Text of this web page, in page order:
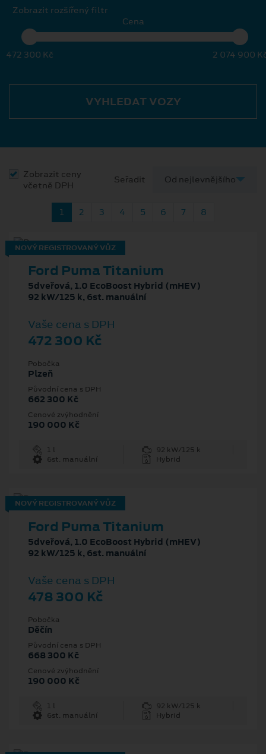
Zobrazit rozšířený filtr
Cena
472 300 Kč 2 074 900
VYHLEDAT VOZY
Zobrazit ceny
včetně DPH
Seřadit
1 2 3 4 5 6 7 8
NOVÝ REGISTROVANÝ VŮZ
Ford Puma Titanium
5dveřová, 1.0 EcoBoost Hybrid (mHEV)
92 kW/125 k, 6st. manuální
Vaše cena s DPH
472 300 Kč
Pobočka
Plzeň
Původní cena s DPH
662 300 Kč
Cenové zvýhodnění
190 000 Kč
1 l
92 kW/125 k
6st. manuální
Hybrid
NOVÝ REGISTROVANÝ VŮZ
Ford Puma Titanium
5dveřová, 1.0 EcoBoost Hybrid (mHEV)
92 kW/125 k, 6st. manuální
Vaše cena s DPH
478 300 Kč
Pobočka
Děčín
Původní cena s DPH
668 300 Kč
Cenové zvýhodnění
190 000 Kč
1 l
92 kW/125 k
6st. manuální
Hybrid